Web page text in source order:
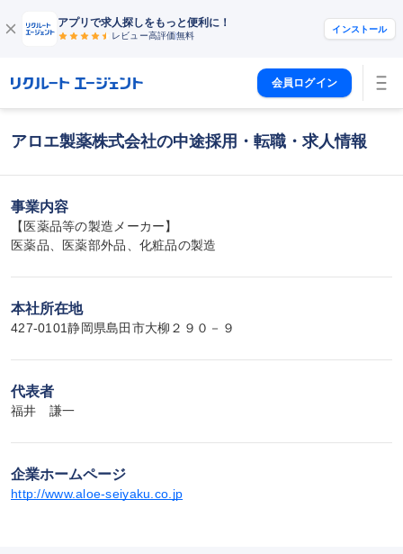
アプリで求人探しをもっと便利に！
レビュー高評価無料
インストール
会員ログイン
アロエ製薬株式会社の中途採用・転職・求人情報
事業内容
【医薬品等の製造メーカー】
医薬品、医薬部外品、化粧品の製造
本社所在地
427-0101静岡県島田市大柳２９０－９
代表者
福井　謙一
企業ホームページ
http://www.aloe-seiyaku.co.jp